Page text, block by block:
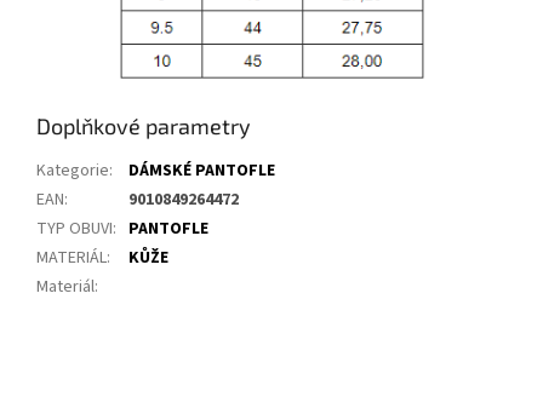
Doplňkové parametry
Kategorie:
DÁMSKÉ PANTOFLE
EAN:
9010849264472
TYP OBUVI: PANTOFLE
MATERIÁL:
KŮŽE
Materiál: